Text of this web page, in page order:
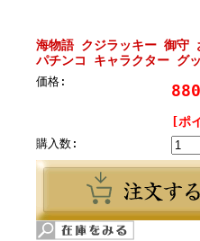
海物語 クジラッキー 御守
パチンコ キャラクター グ
価格:
[ポ
購入数: